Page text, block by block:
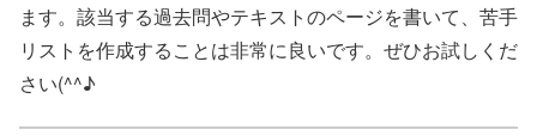
ます。該当する過去問やテキストのページを書いて、苦手
リストを作成することは非常に良いです。ぜひお試しくだ
さい(^^♪